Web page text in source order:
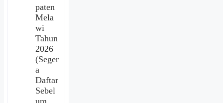
paten
Mela
wi
Tahun
2026
(Seger
a
Daftar
Sebel
um